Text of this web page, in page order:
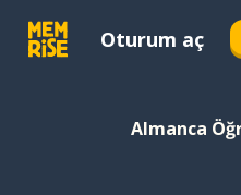
Oturum aç
Almanca